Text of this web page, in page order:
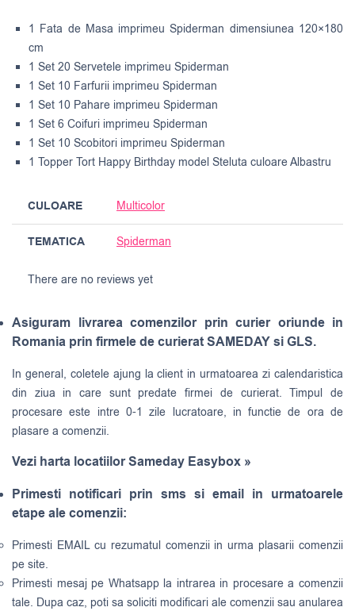
1 Fata de Masa imprimeu Spiderman dimensiunea 120×180
cm
1 Set 20 Servetele imprimeu Spiderman
1 Set 10 Farfurii imprimeu Spiderman
1 Set 10 Pahare imprimeu Spiderman
1 Set 6 Coifuri imprimeu Spiderman
1 Set 10 Scobitori imprimeu Spiderman
1 Topper Tort Happy Birthday model Steluta culoare Albastru
CULOARE Multicolor
TEMATICA Spiderman
There are no reviews yet
Asiguram livrarea comenzilor prin curier oriunde in
Romania prin firmele de curierat SAMEDAY si GLS.
In general, coletele ajung la client in urmatoarea zi calendaristica
din ziua in care sunt predate firmei de curierat. Timpul de
procesare este intre 0-1 zile lucratoare, in functie de ora de
plasare a comenzii.
Vezi harta locatiilor Sameday Easybox »
Primesti notificari prin sms si email in urmatoarele
etape ale comenzii:
Primesti EMAIL cu rezumatul comenzii in urma plasarii comenzii
pe site.
Primesti mesaj pe Whatsapp la intrarea in procesare a comenzii
tale. Dupa caz, poti sa soliciti modificari ale comenzii sau anularea